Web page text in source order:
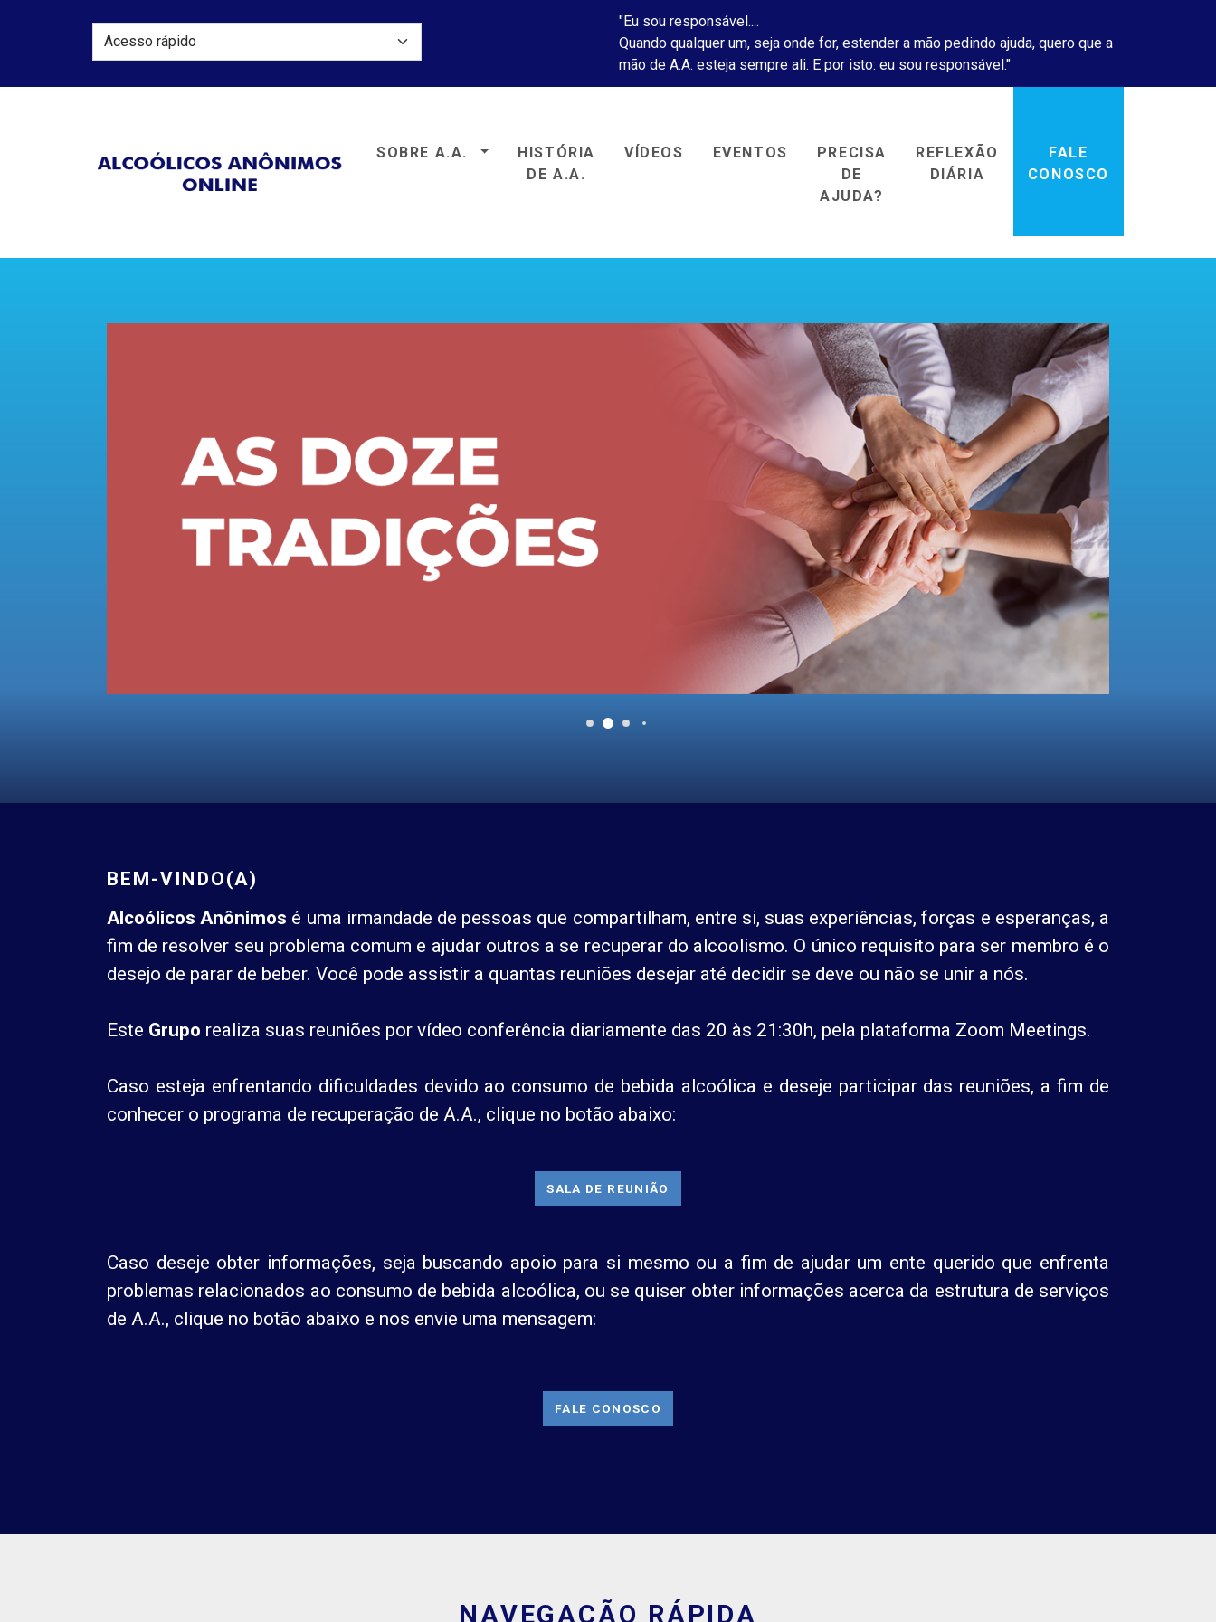
"Eu sou responsável....
Quando qualquer um, seja onde for, estender a mão pedindo ajuda, quero que a
mão de A.A. esteja sempre ali. E por isto: eu sou responsável."
Alcoólicos Anônimos
SOBRE A.A.
HISTÓRIA
DE A.A.
VÍDEOS EVENTOS
PRECISA
DE
AJUDA?
REFLEXÃO
DIÁRIA
FALE
CONOSCO
BEM-VINDO(A)
Alcoólicos Anônimos é uma irmandade de pessoas que compartilham, entre si, suas experiências, forças e esperanças, a
fim de resolver seu problema comum e ajudar outros a se recuperar do alcoolismo. O único requisito para ser membro é o
desejo de parar de beber. Você pode assistir a quantas reuniões desejar até decidir se deve ou não se unir a nós.
Este Grupo realiza suas reuniões por vídeo conferência diariamente das 20 às 21:30h, pela plataforma Zoom Meetings.
Caso esteja enfrentando dificuldades devido ao consumo de bebida alcoólica e deseje participar das reuniões, a fim de
conhecer o programa de recuperação de A.A., clique no botão abaixo:
SALA DE REUNIÃO
Caso deseje obter informações, seja buscando apoio para si mesmo ou a fim de ajudar um ente querido que enfrenta
problemas relacionados ao consumo de bebida alcoólica, ou se quiser obter informações acerca da estrutura de serviços
de A.A., clique no botão abaixo e nos envie uma mensagem:
FALE CONOSCO
NAVEGAÇÃO RÁPIDA